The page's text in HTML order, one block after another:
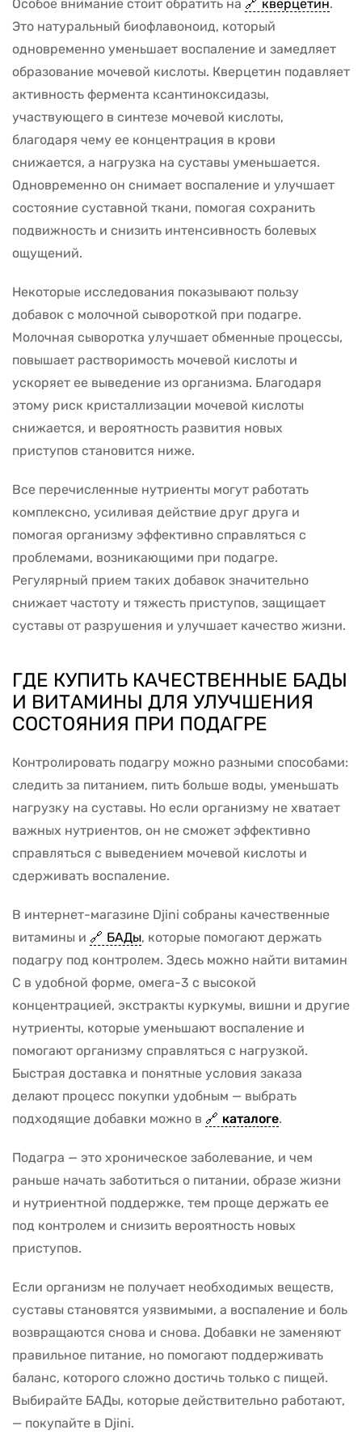
Особое внимание стоит обратить на кверцетин.
Это натуральный биофлавоноид, который
одновременно уменьшает воспаление и замедляет
образование мочевой кислоты. Кверцетин подавляет
активность фермента ксантиноксидазы,
участвующего в синтезе мочевой кислоты,
благодаря чему ее концентрация в крови
снижается, а нагрузка на суставы уменьшается.
Одновременно он снимает воспаление и улучшает
состояние суставной ткани, помогая сохранить
подвижность и снизить интенсивность болевых
ощущений.
Некоторые исследования показывают пользу
добавок с молочной сывороткой при подагре.
Молочная сыворотка улучшает обменные процессы,
повышает растворимость мочевой кислоты и
ускоряет ее выведение из организма. Благодаря
этому риск кристаллизации мочевой кислоты
снижается, и вероятность развития новых
приступов становится ниже.
Все перечисленные нутриенты могут работать
комплексно, усиливая действие друг друга и
помогая организму эффективно справляться с
проблемами, возникающими при подагре.
Регулярный прием таких добавок значительно
снижает частоту и тяжесть приступов, защищает
суставы от разрушения и улучшает качество жизни.
ГДЕ КУПИТЬ КАЧЕСТВЕННЫЕ БАДЫ
И ВИТАМИНЫ ДЛЯ УЛУЧШЕНИЯ
СОСТОЯНИЯ ПРИ ПОДАГРЕ
Контролировать подагру можно разными способами:
следить за питанием, пить больше воды, уменьшать
нагрузку на суставы. Но если организму не хватает
важных нутриентов, он не сможет эффективно
справляться с выведением мочевой кислоты и
сдерживать воспаление.
В интернет-магазине Djini собраны качественные
витамины и
БАДы, которые помогают держать
подагру под контролем. Здесь можно найти витамин
C в удобной форме, омега-3 с высокой
концентрацией, экстракты куркумы, вишни и другие
нутриенты, которые уменьшают воспаление и
помогают организму справляться с нагрузкой.
Быстрая доставка и понятные условия заказа
делают процесс покупки удобным — выбрать
подходящие добавки можно в
каталоге.
Подагра — это хроническое заболевание, и чем
раньше начать заботиться о питании, образе жизни
и нутриентной поддержке, тем проще держать ее
под контролем и снизить вероятность новых
приступов.
Если организм не получает необходимых веществ,
суставы становятся уязвимыми, а воспаление и боль
возвращаются снова и снова. Добавки не заменяют
правильное питание, но помогают поддерживать
баланс, которого сложно достичь только с пищей.
Выбирайте БАДы, которые действительно работают,
— покупайте в Djini.